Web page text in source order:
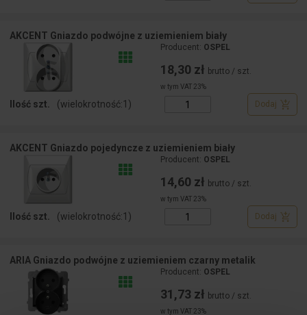
AKCENT Gniazdo podwójne z uziemieniem biały
Producent: OSPEL
18,30 zł brutto / szt.
w tym VAT 23%
Ilość szt. (wielokrotność:1 ) Dodaj
AKCENT Gniazdo pojedyncze z uziemieniem biały
Producent: OSPEL
14,60 zł brutto / szt.
w tym VAT 23%
Ilość szt. (wielokrotność:1 ) Dodaj
ARIA Gniazdo podwójne z uziemieniem czarny metalik
Producent: OSPEL
31,73 zł brutto / szt.
w tym VAT 23%